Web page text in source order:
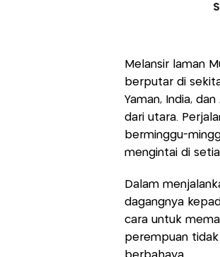
Melansir laman
berputar di
Yaman, India,
dari utara.
berminggu-
mengintai di
Dalam
dagangnya
cara untuk
perempuan